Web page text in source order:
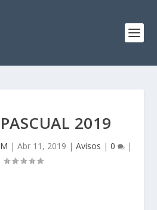
2019
| Abr 11, 2019 | Avisos | 0 |